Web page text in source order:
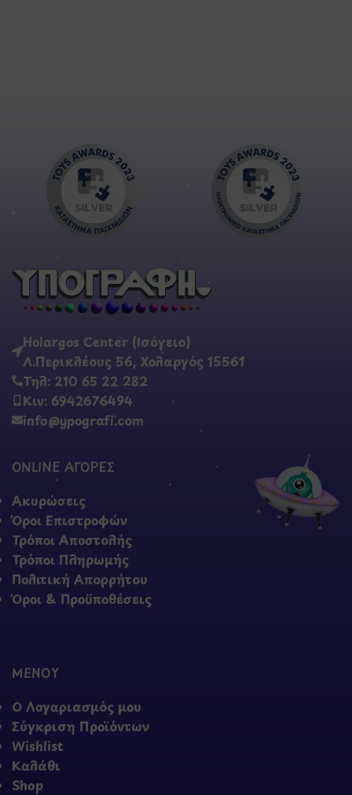
Holargos Center (Ισόγειο)
Λ.Περικλέους 56, Χολαργός 15561
Τηλ: 210 65 22 282
Κιν: 6942676494
info@ypografi.com
ONLINE ΑΓΟΡΕΣ
Ακυρώσεις
Όροι Επιστροφών
Τρόποι Αποστολής
Τρόποι Πληρωμής
Πολιτική Απορρήτου
Όροι & Προϋποθέσεις
ΜΕΝΟΥ
Ο Λογαριασμός μου
Σύγκριση Προϊόντων
Wishlist
Καλάθι
Shop